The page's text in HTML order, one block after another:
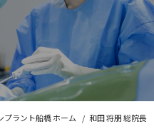
プラント船橋 ホーム 和田 将朋 総院長